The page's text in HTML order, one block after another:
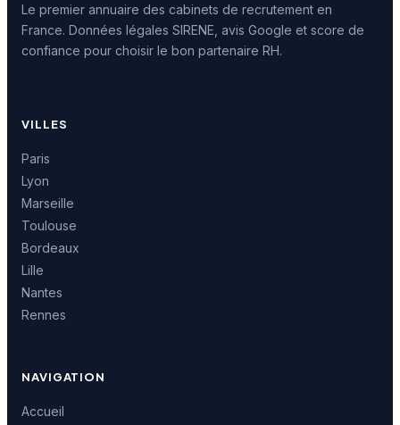
Le premier annuaire des cabinets de recrutement en
France. Données légales SIRENE, avis Google et score de
confiance pour choisir le bon partenaire RH.
VILLES
Paris
Lyon
Marseille
Toulouse
Bordeaux
Lille
Nantes
Rennes
NAVIGATION
Accueil